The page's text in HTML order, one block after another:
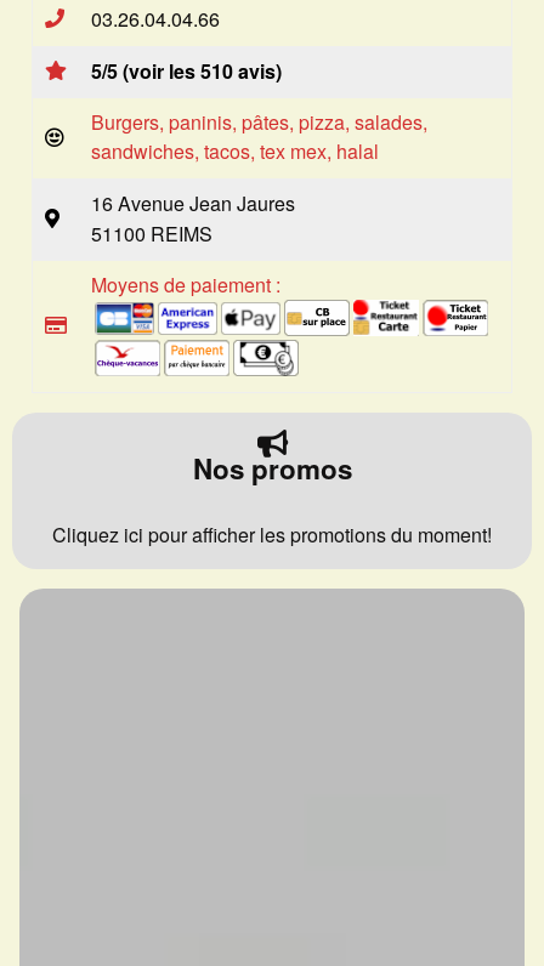
03.26.04.04.66
5/5 (voir les 510 avis)
Burgers, paninis, pâtes, pizza, salades,
sandwiches, tacos, tex mex, halal
16 Avenue Jean Jaures
51100 REIMS
Moyens de paiement :
Nos promos
Cliquez ici pour afficher les promotions du moment!